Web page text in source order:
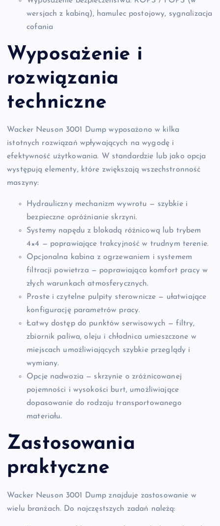
wersjach z kabiną), hamulec postojowy, sygnalizacja
cofania
Wyposażenie i
rozwiązania
techniczne
Wacker Neuson 3001 Dump wyposażono w kilka
istotnych rozwiązań wpływających na wygodę i
efektywność użytkowania. W standardzie lub jako opcja
występują elementy, które zwiększają wszechstronność
maszyny:
Hydrauliczny mechanizm wywrotu — szybkie i
bezpieczne opróżnianie skrzyni.
Systemy napędu z blokadą różnicową lub trybem
4×4 — poprawiające trakcyjność w trudnym terenie.
Opcjonalna kabina z ogrzewaniem i systemem
filtracji powietrza — poprawiająca komfort pracy w
złych warunkach atmosferycznych.
Proste i czytelne pulpity sterownicze — ułatwiające
konfigurację parametrów pracy.
Łatwy dostęp do punktów serwisowych — filtry,
zbiornik paliwa, oleju i chłodnica umieszczone w
miejscach umożliwiających szybkie przeglądy i
wymiany.
Opcje nadwozia — skrzynie o zróżnicowanej
pojemności i wysokości burt, umożliwiające
dopasowanie do rodzaju transportowanego
materiału.
Zastosowania
praktyczne
Wacker Neuson 3001 Dump znajduje zastosowanie w
wielu branżach. Do najczęstszych zadań należą: